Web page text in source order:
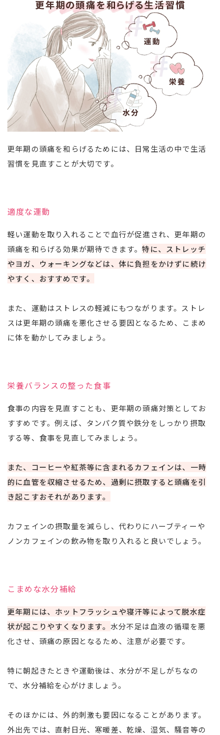
更年期の頭痛を和らげるためには、日常生活の中で生活
習慣を見直すことが大切です。
適度な運動
軽い運動を取り入れることで血行が促進され、更年期の
頭痛を和らげる効果が期待できます。特に、ストレッチ
やヨガ、ウォーキングなどは、体に負担をかけずに続け
やすく、おすすめです。
また、運動はストレスの軽減にもつながります。ストレ
スは更年期の頭痛を悪化させる要因となるため、こまめ
に体を動かしてみましょう。
栄養バランスの整った食事
食事の内容を見直すことも、更年期の頭痛対策としてお
すすめです。例えば、タンパク質や鉄分をしっかり摂取
する等、食事を見直してみましょう。
また、コーヒーや紅茶等に含まれるカフェインは、一時
的に血管を収縮させるため、過剰に摂取すると頭痛を引
き起こすおそれがあります。
カフェインの摂取量を減らし、代わりにハーブティーや
ノンカフェインの飲み物を取り入れると良いでしょう。
こまめな水分補給
更年期には、ホットフラッシュや寝汗等によって脱水症
状が起こりやすくなります。 水分不足は血液の循環を悪
化させ、頭痛の原因となるため、注意が必要です。
特に朝起きたときや運動後は、水分が不足しがちなの
で、水分補給を心がけましょう。
そのほかには、外的刺激も要因になることがあります。
外出先では、直射日光、寒暖差、乾燥、湿気、騒音等の